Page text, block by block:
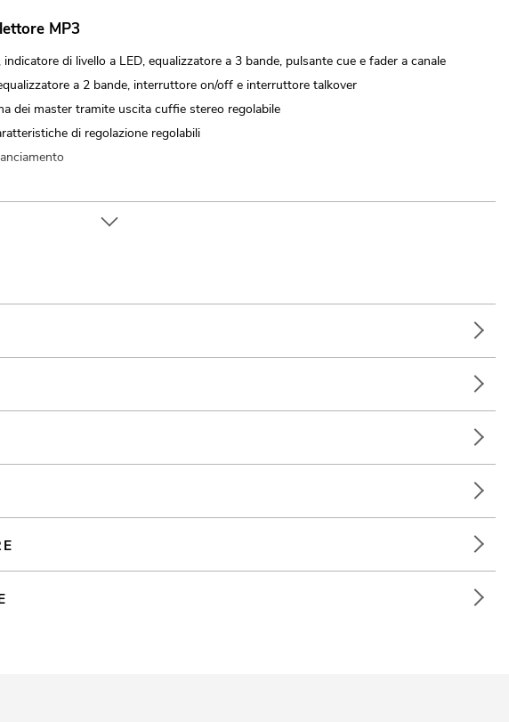
MP3
di livello a LED, equalizzatore a 3 bande, pulsante cue e fader a canale
a 2 bande, interruttore on/off e interruttore talkover
dei master tramite uscita cuffie stereo regolabile
di regolazione regolabili
da feste; DJ mobili/Intrattenitori solisti; Uso mobile